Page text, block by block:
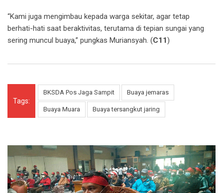
“Kami juga mengimbau kepada warga sekitar, agar tetap
berhati-hati saat beraktivitas, terutama di tepian sungai yang
sering muncul buaya,” pungkas Muriansyah. (C11)
Tags:
BKSDA Pos Jaga Sampit Buaya jemaras
Buaya Muara Buaya tersangkut jaring